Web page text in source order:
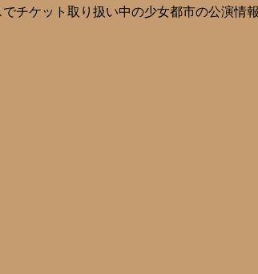
チケット取り扱い中の少女都市の公演情